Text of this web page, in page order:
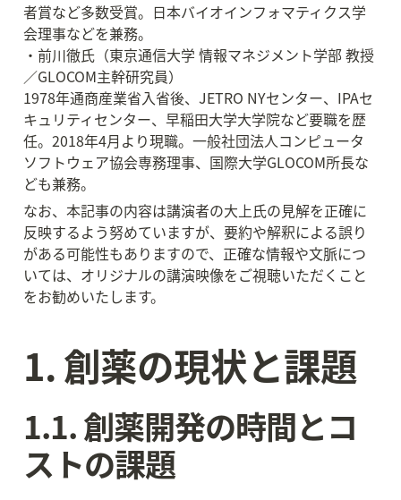
者賞など多数受賞。日本バイオインフォマティクス学
会理事などを兼務。
・前川徹氏（東京通信大学 情報マネジメント学部 教授
／GLOCOM主幹研究員）
1978年通商産業省入省後、JETRO NYセンター、IPAセ
キュリティセンター、早稲田大学大学院など要職を歴
任。2018年4月より現職。一般社団法人コンピュータ
ソフトウェア協会専務理事、国際大学GLOCOM所長な
ども兼務。
なお、本記事の内容は講演者の大上氏の見解を正確に
反映するよう努めていますが、要約や解釈による誤り
がある可能性もありますので、正確な情報や文脈につ
いては、オリジナルの講演映像をご視聴いただくこと
をお勧めいたします。
1. 創薬の現状と課題
1.1. 創薬開発の時間とコ
ストの課題